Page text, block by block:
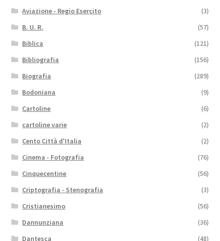
Aviazione - Regio Esercito
(3)
B. U. R.
(57)
Biblica
(121)
Bibliografia
(156)
Biografia
(289)
Bodoniana
(9)
Cartoline
(6)
cartoline varie
(2)
Cento Città d'Italia
(2)
Cinema - Fotografia
(76)
Cinquecentine
(56)
Criptografia - Stenografia
(3)
Cristianesimo
(56)
Dannunziana
(36)
Dantesca
(48)